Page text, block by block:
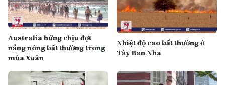
Australia hứng chịu đợt
nắng nóng bất thường trong
mùa Xuân
Nhiệt độ cao bất thường ở
Tây Ban Nha